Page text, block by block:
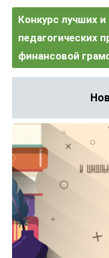
Конкурс лучших
педагогических
финансовой